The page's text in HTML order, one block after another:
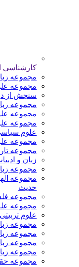
کارشناسی
مجموعه
مجموعه
سنجش از
مجموعه
مجموعه
مجموعه
علوم
مجموعه
مجموعه
زبان و
مجموعه
مجموعه
حدیث
مجموعه
مجموعه
علوم تربیتی 1
مجموعه
مجموعه
مجموعه
مجموعه
مجموعه